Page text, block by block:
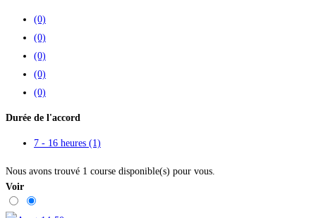
(0)
(0)
(0)
(0)
(0)
Durée de l'accord
7 - 16 heures (1)
Nous avons trouvé 1 course disponible(s) pour vous.
Voir